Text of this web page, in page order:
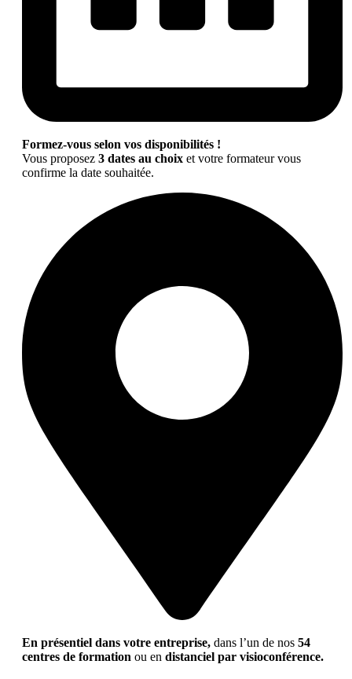
Formez-vous selon vos disponibilités !
Vous proposez 3 dates au choix et votre formateur vous
confirme la date souhaitée.
En présentiel dans votre entreprise, dans l’un de nos 54
centres de formation ou en distanciel par visioconférence.